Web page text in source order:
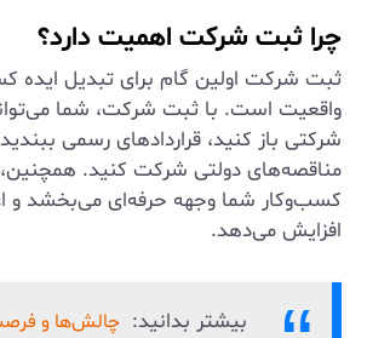
چرا ثبت شرکت اهمیت دارد؟
ثبت شرکت اولین گام برای تبدیل ایده
واقعیت است. با ثبت شرکت، شما
شرکتی باز کنید، قراردادهای رسمی
مناقصه‌های دولتی شرکت کنید.
کسب‌وکار شما وجهه حرفه‌ای می‌بخشد و
افزایش می‌دهد.
بیشتر بدانید: چالش‌ها و